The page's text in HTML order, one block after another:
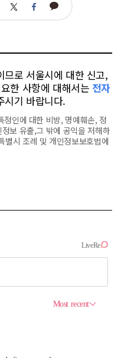
트 페 카
므로 서울시에 대한 신고,
한 사항에 대해서는 전자
시기 바랍니다.
인에 대한 비방, 명예훼손, 정
보 유출,그 밖에 공익을 저해하
별시 조례 및 개인정보보호법에